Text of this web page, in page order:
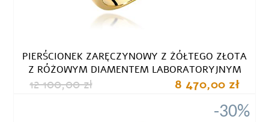
PIERŚCIONEK ZARĘCZYNOWY Z ŻÓŁTEGO ZŁOTA
Z RÓŻOWYM DIAMENTEM LABORATORYJNYM
12 100,00 zł 8 470,00 zł
-30%